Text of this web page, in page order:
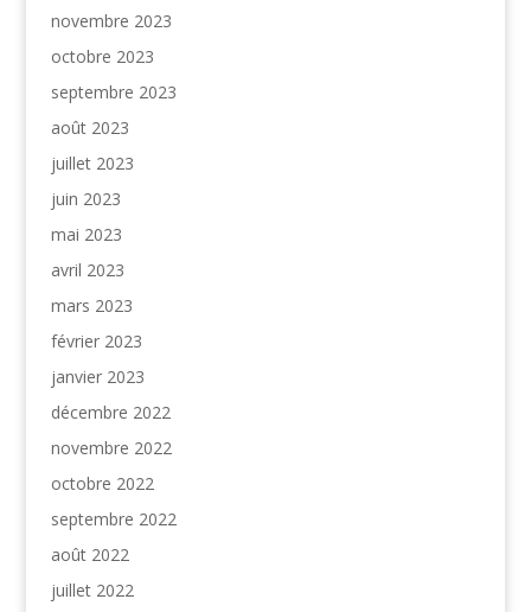
novembre 2023
octobre 2023
septembre 2023
août 2023
juillet 2023
juin 2023
mai 2023
avril 2023
mars 2023
février 2023
janvier 2023
décembre 2022
novembre 2022
octobre 2022
septembre 2022
août 2022
juillet 2022